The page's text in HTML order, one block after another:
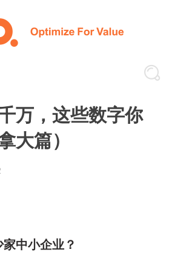
万，这些数字你
大篇）
中小企业？